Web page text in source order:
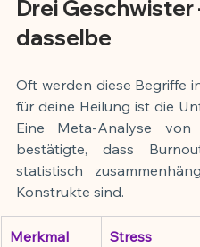
Drei Geschwister
dasselbe
Oft werden diese Begriffe
für deine Heilung ist die
Eine Meta-Analyse
bestätigte, dass
statistisch
Konstrukte sind.
Merkmal
Stress